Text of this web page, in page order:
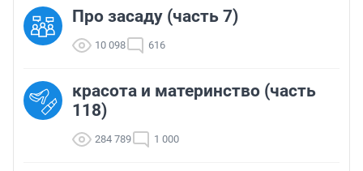
Про засаду (часть 7)
10 098 616
красота и материнство (часть
118)
284 789 1 000